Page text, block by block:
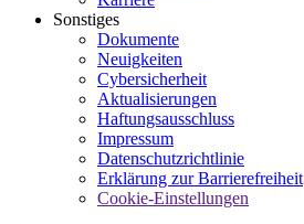
Sonstiges
Dokumente
Neuigkeiten
Cybersicherheit
Aktualisierungen
Haftungsausschluss
Impressum
Datenschutzrichtlinie
Erklärung zur Barrierefreiheit
Cookie-Einstellungen